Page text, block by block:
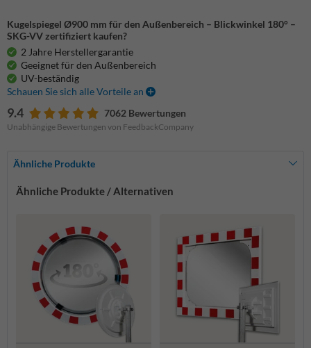
Kugelspiegel Ø900 mm für den Außenbereich – Blickwinkel 180° –
SKG-VV zertifiziert kaufen?
2 Jahre Herstellergarantie
Geeignet für den Außenbereich
UV-beständig
Schauen Sie sich alle Vorteile an
9.4 7062 Bewertungen
Unabhängige Bewertungen von FeedbackCompany
Ähnliche Produkte
Ähnliche Produkte / Alternativen